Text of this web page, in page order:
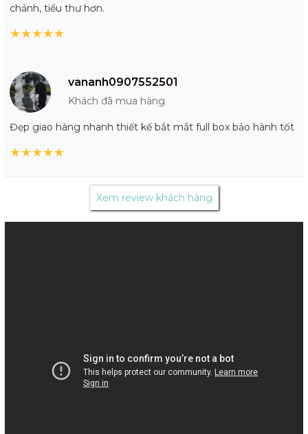
chảnh, tiểu thư hơn.
★★★★★
vananh0907552501
Khách đã mua hàng
Đẹp giao hàng nhanh thiết kế bắt mắt full box bảo hành tốt
★★★★★
Xem review khách hàng